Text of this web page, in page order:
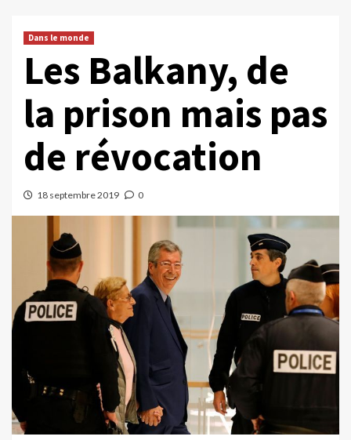
Dans le monde
Les Balkany, de
la prison mais pas
de révocation
18 septembre 2019 0